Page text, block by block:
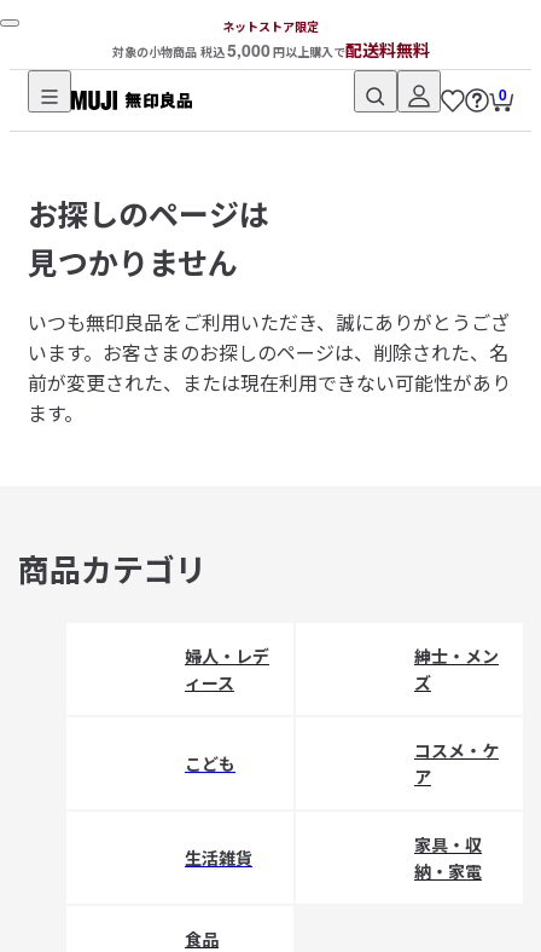
ネットストア限定
対象の小物商品 税込5,000円以上購入で配送料無料
無
品
ネ
ッ
ト
ス
ト
ア
0
お探しのページは
見つかりません
いつも無印良品をご利用いただき、誠にありがとうござ
います。 お客さまのお探しのページは、削除された、名
前が変更された、または現在利用できない可能性があり
ます。
商品カテゴリ
婦人・レデ
ィース
紳士・メン
ズ
こども
コスメ・ケ
ア
生活雑貨
家具・収
納・家電
食品